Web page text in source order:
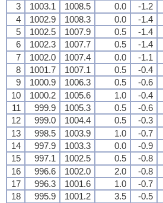
3
1003.1 1008.5 0.0 -1.2
4
1002.9 1008.3 0.0 -1.4
5
1002.5 1007.9 0.5 -1.4
6
1002.3 1007.7 0.5 -1.4
7
1002.0 1007.4 0.0 -1.1
8
1001.7 1007.1 0.5 -0.4
9
1000.9 1006.3 0.5 -0.6
10
1000.2 1005.6 1.0 -0.4
11
999.9 1005.3 0.5 -0.6
12
999.0 1004.4 0.5 -0.3
13
998.5 1003.9 1.0 -0.7
14
997.9 1003.3 0.0 -0.9
15
997.1 1002.5 0.5 -0.8
16
996.6 1002.0 2.0 -0.8
17
996.3 1001.6 1.0 -0.7
18
995.9 1001.2 3.5 -0.5